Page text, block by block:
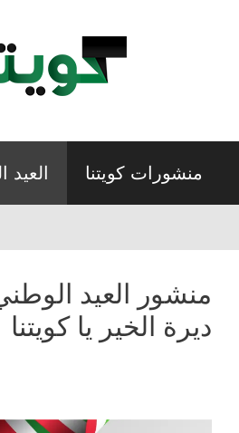
منشورات كويتنا العيد
منشور العيد
ديرة الخير يا كويتنا